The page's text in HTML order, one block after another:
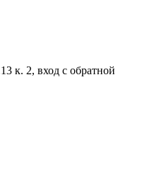
к. 2, вход с обратной